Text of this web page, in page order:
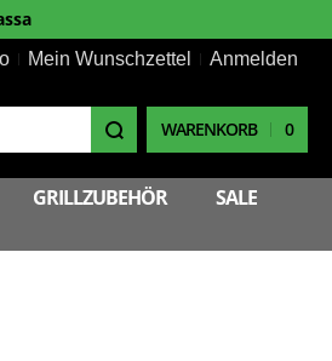
Mein Wunschzettel Anmelden
WARENKORB 0
GRILLZUBEHÖR
SALE